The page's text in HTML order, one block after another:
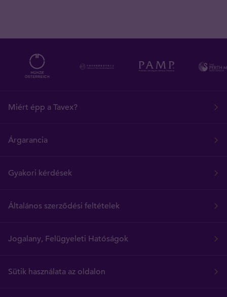
Miért épp a Tavex?
Árgarancia
Gyakori kérdések
Általános szerződési feltételek
Jogalany, Felügyeleti Hatóságok
Sütik használata az oldalon